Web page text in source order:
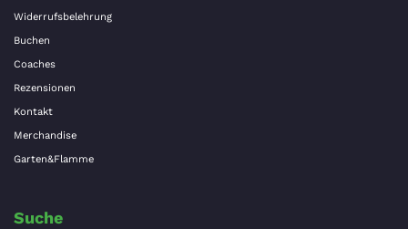
Widerrufsbelehrung
Buchen
Coaches
Rezensionen
Kontakt
Merchandise
Garten&Flamme
Suche